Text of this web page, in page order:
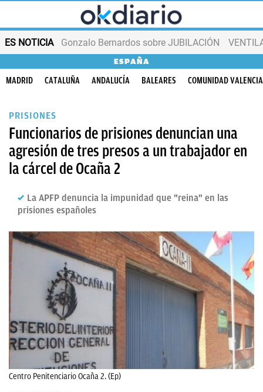
ES NOTICIA Gonzalo Bernardos sobre JUBILACIÓN
ESPAÑA
MADRID CATALUÑA ANDALUCÍA BALEARES COMUNIDAD
PRISIONES
Funcionarios de prisiones denuncian una
agresión de tres presos a un trabajador en
la cárcel de Ocaña 2
La APFP denuncia la impunidad que "reina" en las
prisiones españoles
Centro Penitenciario Ocaña 2. (Ep)